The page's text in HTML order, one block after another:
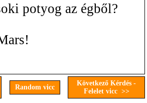
potyog az égből?
Random vicc
Következő Kérdés -
Felelet vicc >>